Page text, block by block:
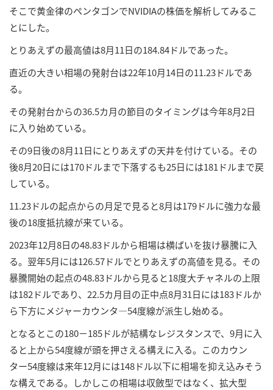
そこで黄金律のペンタゴンでNVIDIAの株価を解析してみるこ
とにした。
とりあえずの最高値は8月11日の184.84ドルであった。
直近の大きい相場の発射台は22年10月14日の11.23ドルであ
る。
その発射台からの36.5カ月の節目のタイミングは今年8月2日
に入り始めている。
その9日後の8月11日にとりあえずの天井を付けている。その
後8月20日には170ドルまで下落するも25日には181ドルまで戻
している。
11.23ドルの起点からの月足で見ると8月は179ドルに強力な最
後の18度抵抗線が来ている。
2023年12月8日の48.83ドルから相場は横ばいを抜け暴騰に入
る。翌年5月には126.57ドルでとりあえずの高値を見る。その
暴騰開始の起点の48.83ドルから見ると18度大チャネルの上限
は182ドルであり、22.5カ月目の正中点8月31日には183ドルか
ら下方にメジャーカウンタ―54度線が派生し始める。
となるとこの180－185ドルが結構なレジスタンスで、9月に入
ると上から54度線が頭を押さえる構えに入る。このカウン
ター54度線は来年12月には148ドル以下に相場を抑え込みそう
な構えである。しかしこの相場は収斂型ではなく、拡大型